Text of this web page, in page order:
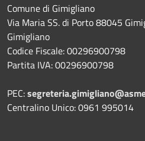
Comune di Gimigliano
Via Maria SS. di Porto 88045
Gimigliano
Codice Fiscale: 00296900798
Partita IVA: 00296900798
PEC:
Centralino Unico: 0961 995014